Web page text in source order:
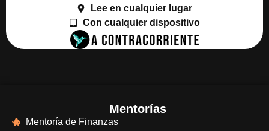
Lee en cualquier lugar
Con cualquier dispositivo
Mentorías
Mentoría de Finanzas